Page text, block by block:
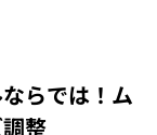
らでは！ム
整